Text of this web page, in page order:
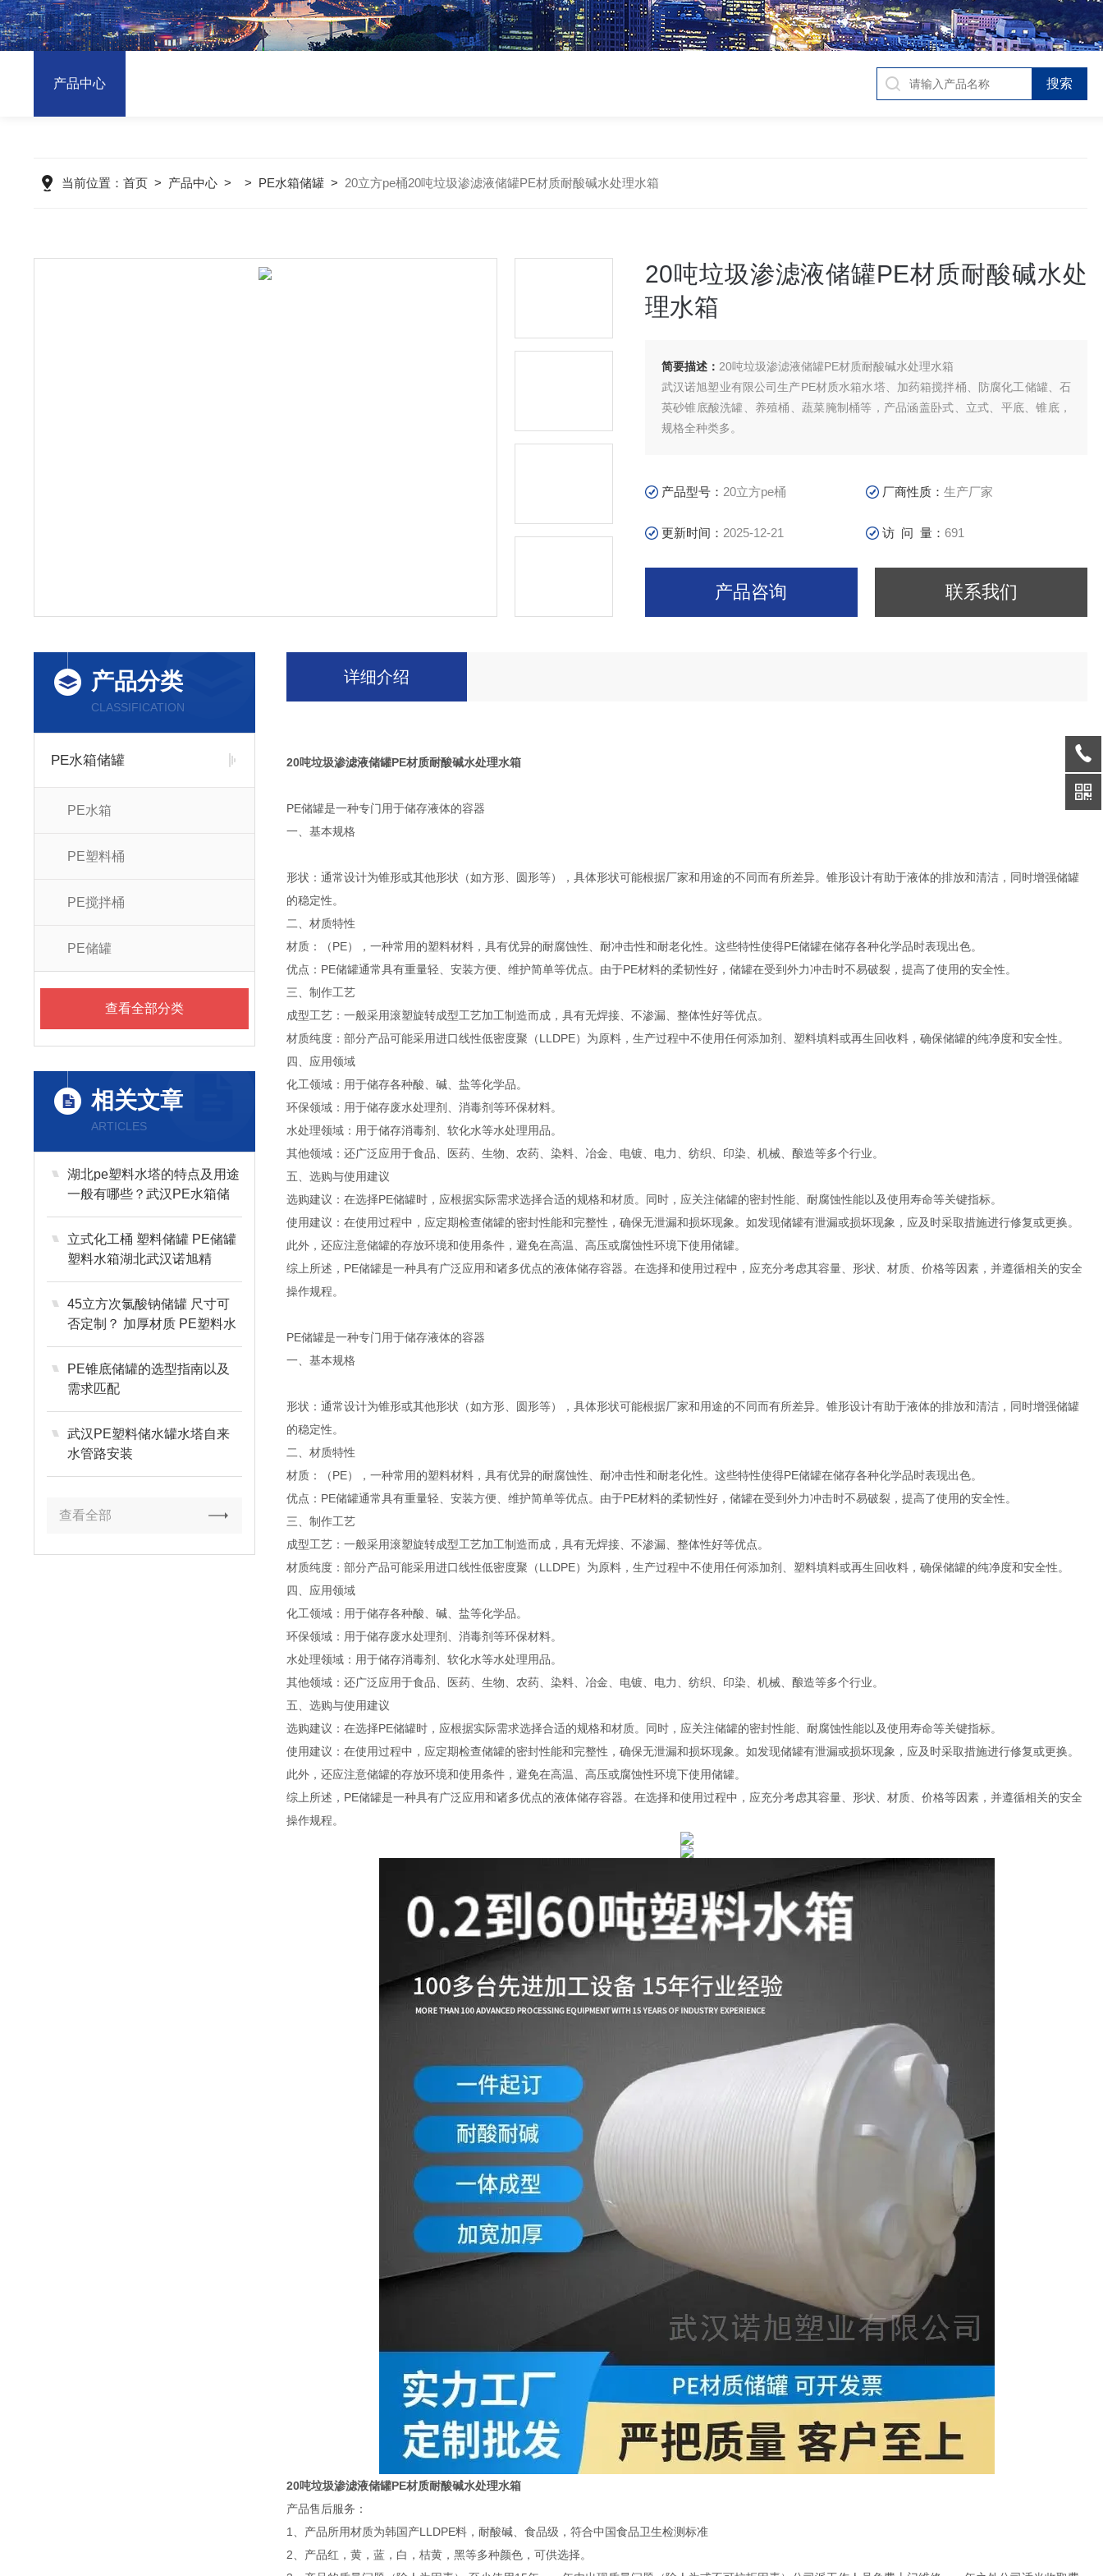
产品中心
当前位置： 首页> 产品中心> > PE水箱储罐> 20立方pe桶20吨垃圾渗滤液储罐PE材质耐酸碱水处理水箱
20吨垃圾渗滤液储罐PE材质耐酸碱水处
理水箱
简要描述： 20吨垃圾渗滤液储罐PE材质耐酸碱水处理水箱
武汉诺旭塑业有限公司生产PE材质水箱水塔、加药箱搅拌桶、防腐化工储罐、石
英砂锥底酸洗罐、养殖桶、蔬菜腌制桶等，产品涵盖卧式、立式、平底、锥底，
规格全种类多。
周转箱，环保卫生等多种行业中得到广泛应用。
产品型号： 20立方pe桶 厂商性质：生产厂家
更新时间： 2025-12-21 访 问 量：691
产品咨询 联系我们
产品分类
CLASSIFICATION
PE水箱储罐
PE水箱
PE塑料桶
PE搅拌桶
PE储罐
查看全部分类
相关文章
ARTICLES
湖北pe塑料水塔的特点及用途
一般有哪些？武汉PE水箱储
罐厂家
立式化工桶 塑料储罐 PE储罐
塑料水箱湖北武汉诺旭精
品”详细介绍
45立方次氯酸钠储罐 尺寸可
否定制？ 加厚材质 PE塑料水
箱
PE锥底储罐的选型指南以及
需求匹配
武汉PE塑料储水罐水塔自来
水管路安装
查看全部
详细介绍
20吨垃圾渗滤液储罐PE材质耐酸碱水处理水箱
PE储罐是一种专门用于储存液体的容器
一、基本规格
形状：通常设计为锥形或其他形状（如方形、圆形等），具体形状可能根据厂家和用途的不同而有所差异。锥形设计有助于液体的排放和清洁，同时增强储罐
的稳定性。
二、材质特性
材质：（PE），一种常用的塑料材料，具有优异的耐腐蚀性、耐冲击性和耐老化性。这些特性使得PE储罐在储存各种化学品时表现出色。
优点：PE储罐通常具有重量轻、安装方便、维护简单等优点。由于PE材料的柔韧性好，储罐在受到外力冲击时不易破裂，提高了使用的安全性。
三、制作工艺
成型工艺：一般采用滚塑旋转成型工艺加工制造而成，具有无焊接、不渗漏、整体性好等优点。
材质纯度：部分产品可能采用进口线性低密度聚（LLDPE）为原料，生产过程中不使用任何添加剂、塑料填料或再生回收料，确保储罐的纯净度和安全性。
四、应用领域
化工领域：用于储存各种酸、碱、盐等化学品。
环保领域：用于储存废水处理剂、消毒剂等环保材料。
水处理领域：用于储存消毒剂、软化水等水处理用品。
其他领域：还广泛应用于食品、医药、生物、农药、染料、冶金、电镀、电力、纺织、印染、机械、酿造等多个行业。
五、选购与使用建议
选购建议：在选择PE储罐时，应根据实际需求选择合适的规格和材质。同时，应关注储罐的密封性能、耐腐蚀性能以及使用寿命等关键指标。
使用建议：在使用过程中，应定期检查储罐的密封性能和完整性，确保无泄漏和损坏现象。如发现储罐有泄漏或损坏现象，应及时采取措施进行修复或更换。
此外，还应注意储罐的存放环境和使用条件，避免在高温、高压或腐蚀性环境下使用储罐。
综上所述，PE储罐是一种具有广泛应用和诸多优点的液体储存容器。在选择和使用过程中，应充分考虑其容量、形状、材质、价格等因素，并遵循相关的安全
操作规程。
PE储罐是一种专门用于储存液体的容器
一、基本规格
形状：通常设计为锥形或其他形状（如方形、圆形等），具体形状可能根据厂家和用途的不同而有所差异。锥形设计有助于液体的排放和清洁，同时增强储罐
的稳定性。
二、材质特性
材质：（PE），一种常用的塑料材料，具有优异的耐腐蚀性、耐冲击性和耐老化性。这些特性使得PE储罐在储存各种化学品时表现出色。
优点：PE储罐通常具有重量轻、安装方便、维护简单等优点。由于PE材料的柔韧性好，储罐在受到外力冲击时不易破裂，提高了使用的安全性。
三、制作工艺
成型工艺：一般采用滚塑旋转成型工艺加工制造而成，具有无焊接、不渗漏、整体性好等优点。
材质纯度：部分产品可能采用进口线性低密度聚（LLDPE）为原料，生产过程中不使用任何添加剂、塑料填料或再生回收料，确保储罐的纯净度和安全性。
四、应用领域
化工领域：用于储存各种酸、碱、盐等化学品。
环保领域：用于储存废水处理剂、消毒剂等环保材料。
水处理领域：用于储存消毒剂、软化水等水处理用品。
其他领域：还广泛应用于食品、医药、生物、农药、染料、冶金、电镀、电力、纺织、印染、机械、酿造等多个行业。
五、选购与使用建议
选购建议：在选择PE储罐时，应根据实际需求选择合适的规格和材质。同时，应关注储罐的密封性能、耐腐蚀性能以及使用寿命等关键指标。
使用建议：在使用过程中，应定期检查储罐的密封性能和完整性，确保无泄漏和损坏现象。如发现储罐有泄漏或损坏现象，应及时采取措施进行修复或更换。
此外，还应注意储罐的存放环境和使用条件，避免在高温、高压或腐蚀性环境下使用储罐。
综上所述，PE储罐是一种具有广泛应用和诸多优点的液体储存容器。在选择和使用过程中，应充分考虑其容量、形状、材质、价格等因素，并遵循相关的安全
操作规程。
20吨垃圾渗滤液储罐PE材质耐酸碱水处理水箱
产品售后服务：
1、产品所用材质为韩国产LLDPE料，耐酸碱、食品级，符合中国食品卫生检测标准
2、产品红，黄，蓝，白，桔黄，黑等多种颜色，可供选择。